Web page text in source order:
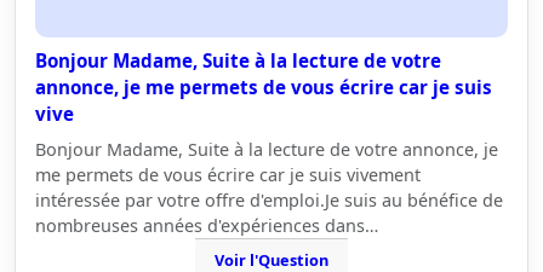
Bonjour Madame, Suite à la lecture de votre
annonce, je me permets de vous écrire car je suis
vive
Bonjour Madame, Suite à la lecture de votre annonce, je
me permets de vous écrire car je suis vivement
intéressée par votre offre d'emploi.Je suis au bénéfice de
nombreuses années d'expériences dans…
Voir l'Question